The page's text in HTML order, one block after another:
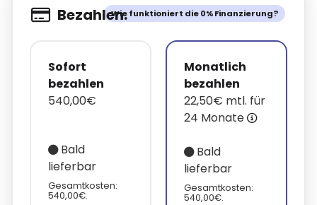
Wie funktioniert die 0% Finanzierung?
Bezahlen.
Sofort
bezahlen
540,00€
Bald
lieferbar
Gesamtkosten:
540,00€.
Monatlich
bezahlen
22,50€ mtl. für
24 Monate
Bald
lieferbar
Gesamtkosten:
540,00€.